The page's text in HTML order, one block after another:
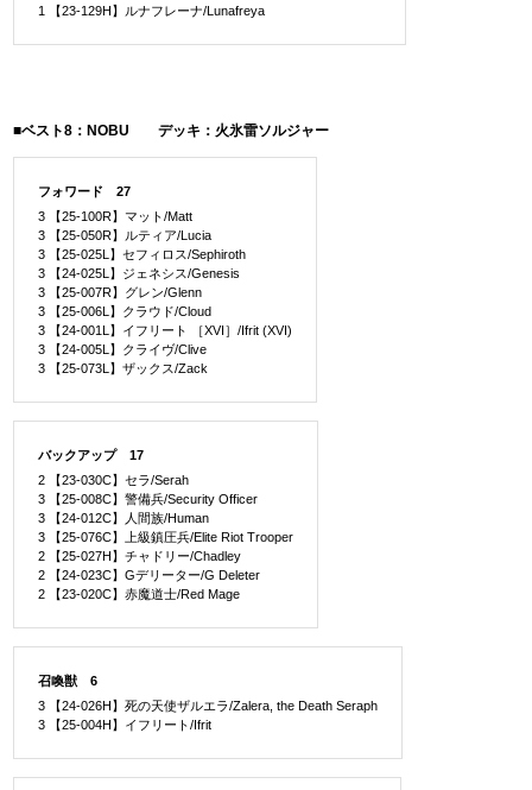
1 【23-129H】ルナフレーナ/Lunafreya
■ベスト8：NOBU デッキ：火氷雷ソルジャー
フォワード 27
3 【25-100R】マット/Matt
3 【25-050R】ルティア/Lucia
3 【25-025L】セフィロス/Sephiroth
3 【24-025L】ジェネシス/Genesis
3 【25-007R】グレン/Glenn
3 【25-006L】クラウド/Cloud
3 【24-001L】イフリート ［XVI］/Ifrit (XVI)
3 【24-005L】クライヴ/Clive
3 【25-073L】ザックス/Zack
バックアップ 17
2 【23-030C】セラ/Serah
3 【25-008C】警備兵/Security Officer
3 【24-012C】人間族/Human
3 【25-076C】上級鎮圧兵/Elite Riot Trooper
2 【25-027H】チャドリー/Chadley
2 【24-023C】Gデリーター/G Deleter
2 【23-020C】赤魔道士/Red Mage
召喚獣 6
3 【24-026H】死の天使ザルエラ/Zalera, the Death Seraph
3 【25-004H】イフリート/Ifrit